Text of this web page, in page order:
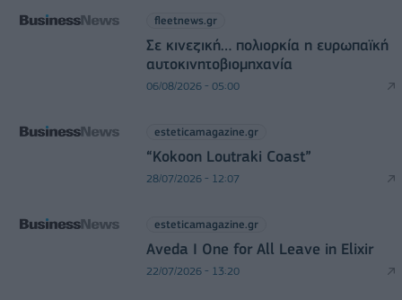
fleetnews.gr
Σε κινεζική… πολιορκία η ευρωπαϊκή
αυτοκινητοβιομηχανία
06/08/2026 - 05:00
esteticamagazine.gr
“Kokoon Loutraki Coast”
28/07/2026 - 12:07
esteticamagazine.gr
Aveda I One for All Leave in Elixir
22/07/2026 - 13:20